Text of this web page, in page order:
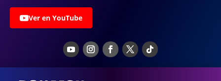
Ver en YouTube